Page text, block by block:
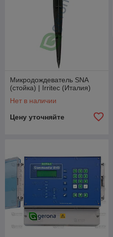
Микродождеватель SNA
(стойка) | Irritec (Италия)
Нет в наличии
Цену уточняйте